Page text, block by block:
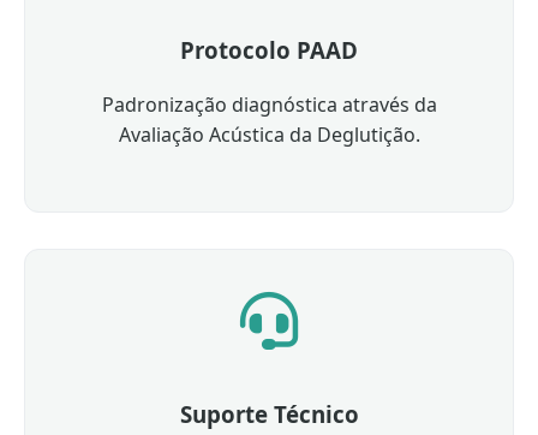
Protocolo PAAD
Padronização diagnóstica através da
Avaliação Acústica da Deglutição.
Suporte Técnico